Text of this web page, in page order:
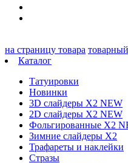
на страницу товара
Каталог
Татуировки
Новинки
3D слайдеры X2 NEW
2D слайдеры X2 NEW
Фольгированные X2
Зимние слайдеры Х2
Трафареты и наклейки
Стразы